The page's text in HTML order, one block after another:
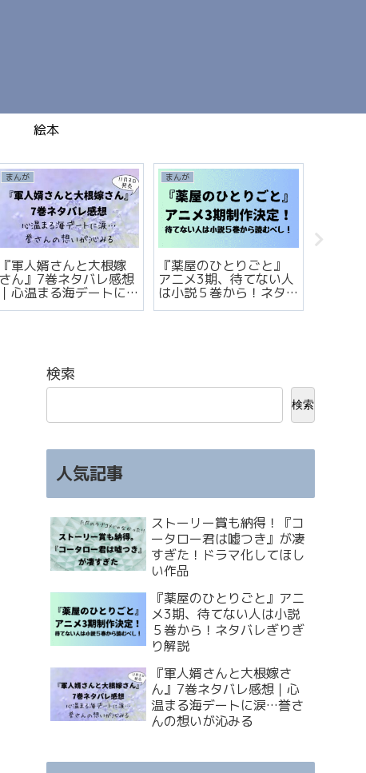
絵本
まんが
『軍人婿さんと大根嫁
さん』7巻ネタバレ感想
｜心温まる海デートに
…誉さんの想いが沁み
まんが
『薬屋のひとりごと』
アニメ3期、待てない人
は小説５巻から！ネタ
バレぎりぎり解説
検索
検索
人気記事
ストーリー賞も納得！『コ
ータロー君は嘘つき』が凄
すぎた！ドラマ化してほし
い作品
『薬屋のひとりごと』アニ
メ3期、待てない人は小説
５巻から！ネタバレぎりぎ
り解説
『軍人婿さんと大根嫁さ
ん』7巻ネタバレ感想｜心
温まる海デートに涙…誉さ
んの想いが沁みる